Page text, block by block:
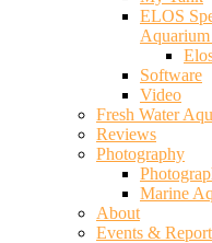
ELOS
Software
Video
Fresh Water
Reviews
Photography
Marine
About
Events &